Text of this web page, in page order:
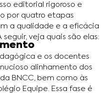
editorial rigoroso e
por quatro etapas
a qualidade e a eficácia
veja quais são elas:
e os docentes
alinhamento dos
BNCC, bem como às
Equipe. Essa fase é